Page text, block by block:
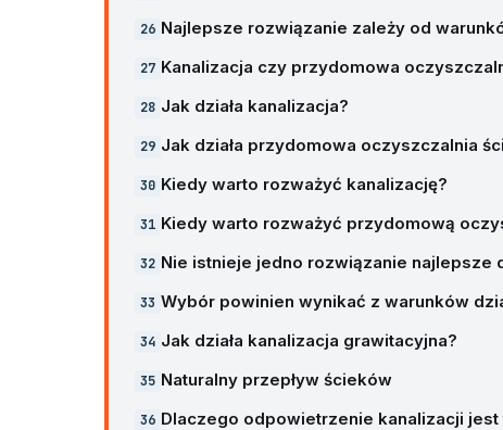
Najlepsze rozwiązanie zależy od
Kanalizacja czy przydomowa
Jak działa kanalizacja?
Jak działa przydomowa oczyszczalnia
Kiedy warto rozważyć kanalizację?
Kiedy warto rozważyć przydomową
Nie istnieje jedno rozwiązanie najlepsze
Wybór powinien wynikać z warunków
Jak działa kanalizacja grawitacyjna?
Naturalny przepływ ścieków
Dlaczego odpowietrzenie kanalizacji jest